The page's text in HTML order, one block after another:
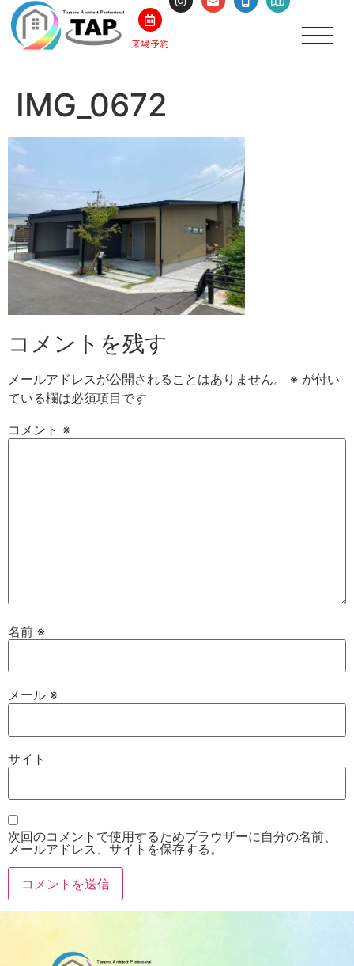
来場予約
IMG_0672
コメントを残す
メールアドレスが公開されることはありません。 ※ が付い
ている欄は必須項目です
コメント ※
名前 ※
メール ※
サイト
次回のコメントで使用するためブラウザーに自分の名前、
メールアドレス、サイトを保存する。